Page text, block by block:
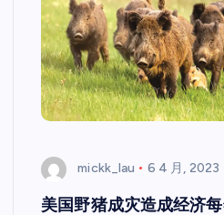
mickk_lau 6 4 月, 2023
美国野猪成灾造成经济